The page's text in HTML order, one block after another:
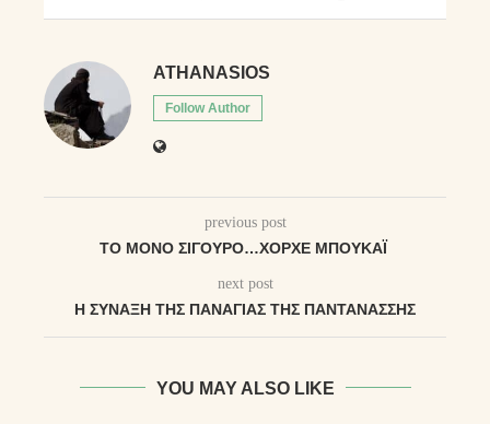
ATHANASIOS
Follow Author
previous post
ΤΟ ΜΌΝΟ ΣΊΓΟΥΡΟ…ΧΟΡΧΕ ΜΠΟΥΚΆΙ
next post
Η ΣΎΝΑΞΗ ΤΗΣ ΠΑΝΑΓΊΑΣ ΤΗΣ ΠΑΝΤΑΝΆΣΣΗΣ
YOU MAY ALSO LIKE